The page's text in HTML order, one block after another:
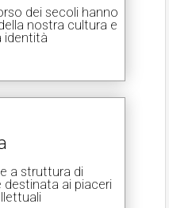
dei secoli hanno
nostra cultura e
identità
a struttura di
destinata ai piaceri